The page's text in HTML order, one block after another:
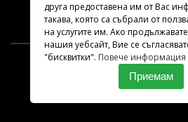
2026 © Всички
Дизайн и програмиране
друга предоставена им от Вас
такава, която са събрали от
на услугите им. Ако
нашия уебсайт, Вие се
"бисквитки". Повече информация
Приемам